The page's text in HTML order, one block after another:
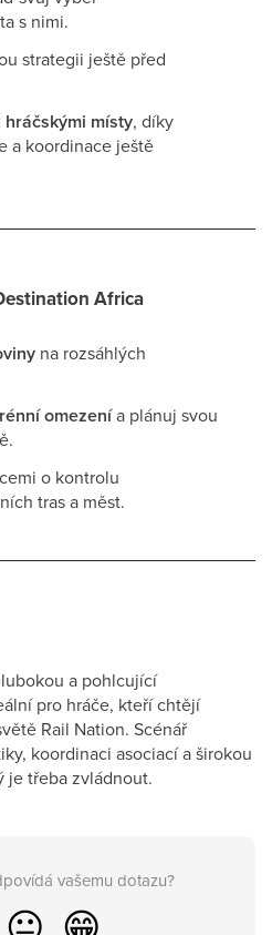
s nimi.
strategii ještě před
místy, díky
a koordinace ještě
Africa
na rozsáhlých
omezenía plánuj svou
o kontrolu
tras a měst.
a pohlcující
pro hráče, kteří chtějí
Rail Nation. Scénář
koordinaci asociací a širokou
je třeba zvládnout.
vašemu dotazu?